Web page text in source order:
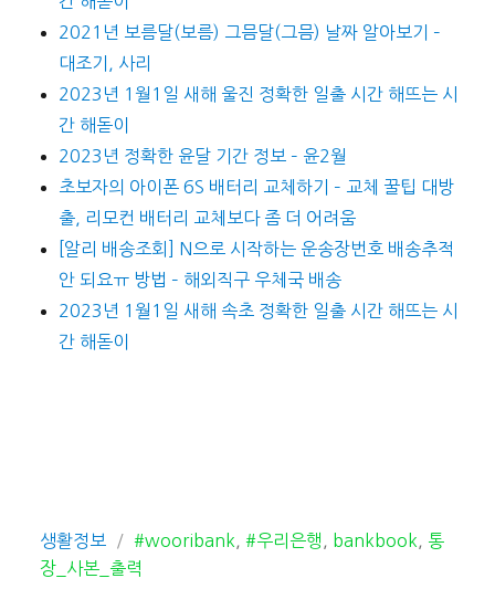
2021년 보름달(보름) 그믐달(그믐) 날짜 알아보기 –
대조기, 사리
2023년 1월1일 새해 울진 정확한 일출 시간 해뜨는 시
간 해돋이
2023년 정확한 윤달 기간 정보 – 윤2월
초보자의 아이폰 6S 배터리 교체하기 – 교체 꿀팁 대방
출, 리모컨 배터리 교체보다 좀 더 어려움
[알리 배송조회] N으로 시작하는 운송장번호 배송추적
안 되요ㅠ 방법 – 해외직구 우체국 배송
2023년 1월1일 새해 속초 정확한 일출 시간 해뜨는 시
간 해돋이
카
테
생활정보
태
그
#wooribank, #우리은행 , bankbook, 통
장_사본_출력